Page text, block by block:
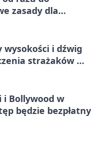
zasady dla
wysokości i dźwig
strażaków we
Bollywood w
będzie bezpłatny